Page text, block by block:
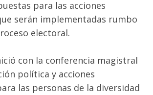
para las acciones
serán implementadas rumbo
electoral.
con la conferencia magistral
política y acciones
las personas de la diversidad